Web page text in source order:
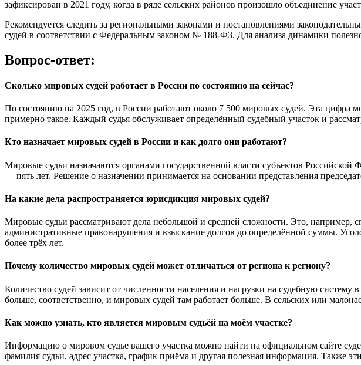
зафиксирован в 2021 году, когда в ряде сельских районов произошло объединение
Рекомендуется следить за региональными законами и постановлениями
судей в соответствии с Федеральным законом № 188-ФЗ. Для анализа динамики
Вопрос-ответ:
Сколько мировых судей работает в России по состоянию на сейчас?
По состоянию на 2025 год, в России работают около 7 500 мировых судей. Эта цифра
примерно такое. Каждый судья обслуживает определённый судебный участок и
Кто назначает мировых судей в России и как долго они работают?
Мировые судьи назначаются органами государственной власти субъектов
— пять лет. Решение о назначении принимается на основании представления
На какие дела распространяется юрисдикция мировых судей?
Мировые судьи рассматривают дела небольшой и средней сложности. Это, например,
административные правонарушения и взыскание долгов до определённой суммы.
более трёх лет.
Почему количество мировых судей может отличаться от региона к региону?
Количество судей зависит от численности населения и нагрузки на судебную
больше, соответственно, и мировых судей там работает больше. В сельских или
Как можно узнать, кто является мировым судьёй на моём участке?
Информацию о мировом судье вашего участка можно найти на официальном сайте
фамилия судьи, адрес участка, график приёма и другая полезная информация. Также